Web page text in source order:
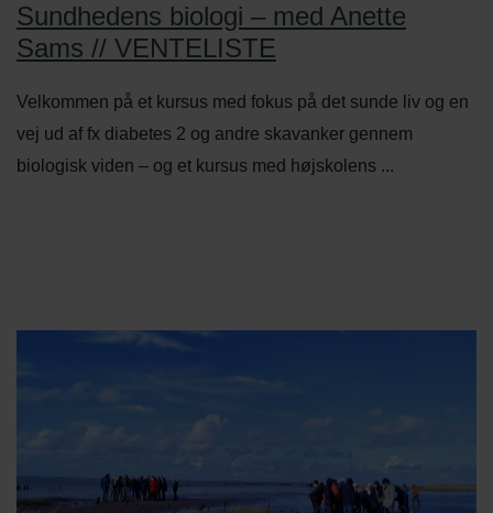
Sundhedens biologi – med Anette
Sams // VENTELISTE
Velkommen på et kursus med fokus på det sunde liv og en
vej ud af fx diabetes 2 og andre skavanker gennem
biologisk viden – og et kursus med højskolens ...